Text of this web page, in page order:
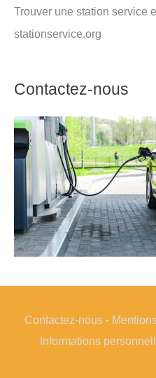
Trouver une station service
stationservice.org
Contactez-nous
Contactez-nous-
Informations